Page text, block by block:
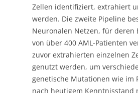
Zellen identifiziert, extrahiert
werden. Die zweite Pipeline
Neuronalen Netzen, für deren
von über 400 AML-Patienten
zuvor extrahierten einzelnen
genutzt werden, um
genetische Mutationen wie im
nach heutigem Kenntnisstand